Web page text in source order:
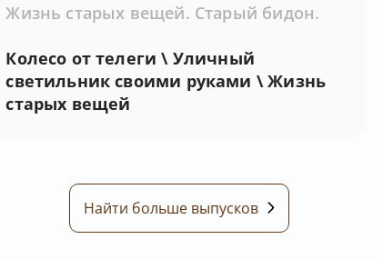
Жизнь старых вещей. Старый бидон.
Колесо от телеги \ Уличный
светильник своими руками \ Жизнь
старых вещей
Найти больше выпусков